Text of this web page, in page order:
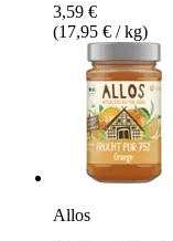
3,59 €
(17,95 € / kg)
Allos